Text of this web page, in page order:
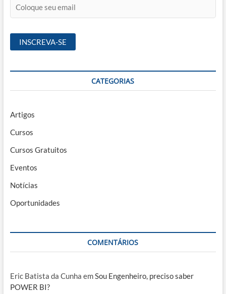
CATEGORIAS
Artigos
Cursos
Cursos Gratuitos
Eventos
Notícias
Oportunidades
COMENTÁRIOS
Eric Batista da Cunha emSou Engenheiro, preciso saber
POWER BI?